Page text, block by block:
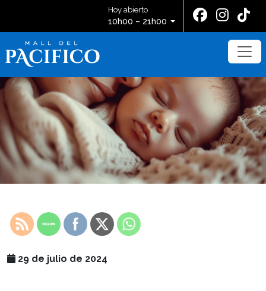
Hoy abierto
10h00 – 21h00
29 de julio de 2024